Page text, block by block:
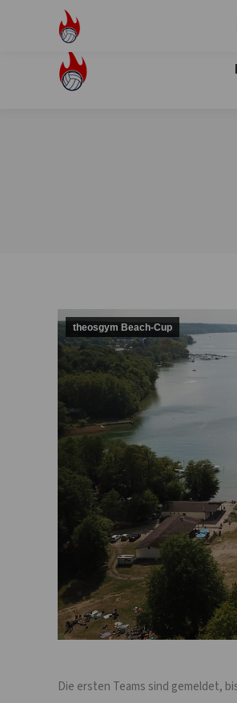
Volley-Bombas e.V.
theosgym Beach-Cup
Die ersten Teams sind gemeldet,